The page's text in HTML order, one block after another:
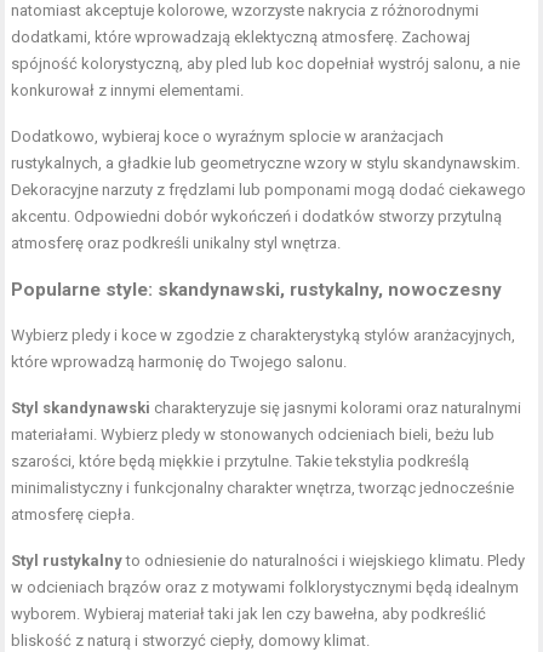
natomiast akceptuje kolorowe, wzorzyste nakrycia z różnorodnymi
dodatkami, które wprowadzają eklektyczną atmosferę. Zachowaj
spójność kolorystyczną, aby pled lub koc dopełniał wystrój salonu, a nie
konkurował z innymi elementami.
Dodatkowo, wybieraj koce o wyraźnym splocie w aranżacjach
rustykalnych, a gładkie lub geometryczne wzory w stylu skandynawskim.
Dekoracyjne narzuty z frędzlami lub pomponami mogą dodać ciekawego
akcentu. Odpowiedni dobór wykończeń i dodatków stworzy przytulną
atmosferę oraz podkreśli unikalny styl wnętrza.
Popularne style: skandynawski, rustykalny, nowoczesny
Wybierz pledy i koce w zgodzie z charakterystyką stylów aranżacyjnych,
które wprowadzą harmonię do Twojego salonu.
Styl skandynawski charakteryzuje się jasnymi kolorami oraz naturalnymi
materiałami. Wybierz pledy w stonowanych odcieniach bieli, beżu lub
szarości, które będą miękkie i przytulne. Takie tekstylia podkreślą
minimalistyczny i funkcjonalny charakter wnętrza, tworząc jednocześnie
atmosferę ciepła.
Styl rustykalnyto odniesienie do naturalności i wiejskiego klimatu. Pledy
w odcieniach brązów oraz z motywami folklorystycznymi będą idealnym
wyborem. Wybieraj materiał taki jak len czy bawełna, aby podkreślić
bliskość z naturą i stworzyć ciepły, domowy klimat.